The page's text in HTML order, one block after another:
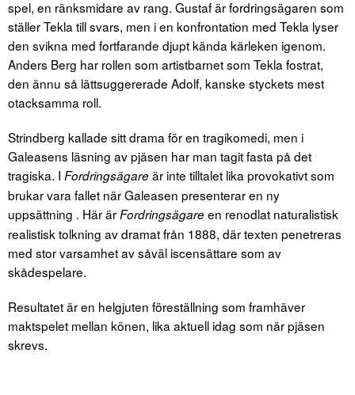
spel, en ränksmidare av rang. Gustaf är fordringsägaren som
ställer Tekla till svars, men i en konfrontation med Tekla lyser
den svikna med fortfarande djupt kända kärleken igenom.
Anders Berg har rollen som artistbarnet som Tekla fostrat,
den ännu så lättsuggererade Adolf, kanske styckets mest
otacksamma roll.
Strindberg kallade sitt drama för en tragikomedi, men i
Galeasens läsning av pjäsen har man tagit fasta på det
tragiska. I Fordringsägareär inte tilltalet lika provokativt som
brukar vara fallet när Galeasen presenterar en ny
uppsättning . Här är Fordringsägareen renodlat naturalistisk
realistisk tolkning av dramat från 1888, där texten penetreras
med stor varsamhet av såväl iscensättare som av
skådespelare.
Resultatet är en helgjuten föreställning som framhäver
maktspelet mellan könen, lika aktuell idag som när pjäsen
skrevs.